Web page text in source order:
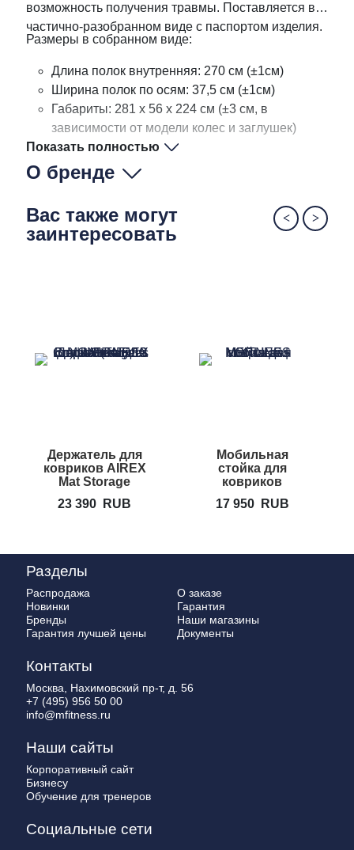
возможность получения травмы. Поставляется в
частично-разобранном виде с паспортом изделия.
Размеры в собранном виде:
Длина полок внутренняя: 270 см (±1см)
Ширина полок по осям: 37,5 см (±1см)
Габариты: 281 х 56 х 224 см (±3 см, в
зависимости от модели колес и заглушек)
Вес: 25 кг (±1кг)
Расчетная нагрузка: 40 кг (по 10 кг равномерно
распределенных на каждом уровне)
Показать полностью
О бренде
Вас также могут
заинтересовать
Держатель для
ковриков AIREX
Mat Storage
23 390 RUB
Мобильная
стойка для
ковриков
SYSTEMS
17 950 RUB
Разделы
Распродажа
Новинки
Бренды
Гарантия лучшей цены
О заказе
Гарантия
Наши магазины
Документы
Контакты
Москва, Нахимовский пр-т, д. 56
+7 (495) 956 50 00
info@mfitness.ru
Наши сайты
Корпоративный сайт
Бизнесу
Обучение для тренеров
Социальные сети